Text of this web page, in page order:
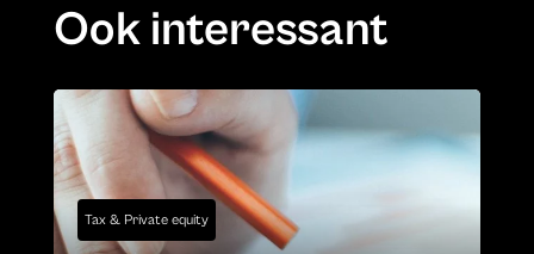
Ook interessant
Tax & Private equity